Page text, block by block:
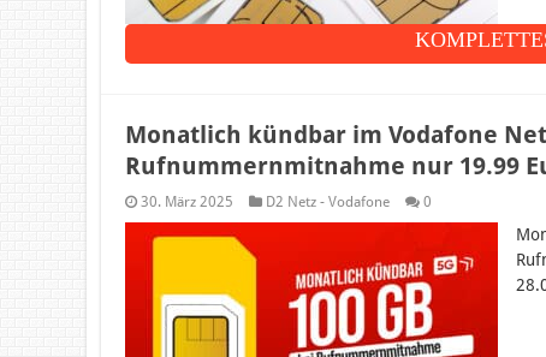
Monatlich kündbar im Vodafone
Rufnummernmitnahme nur 19.99
30. März 2025 D2 Netz - Vodafone 0